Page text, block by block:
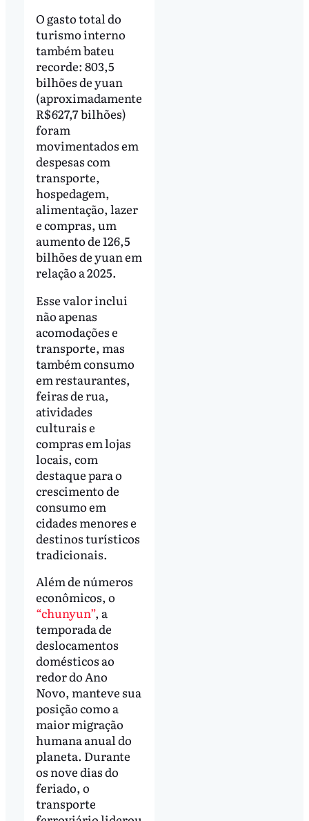
O gasto total do
turismo interno
também bateu
recorde: 803,5
bilhões de yuan
(aproximadamente
R$ 627,7 bilhões)
foram
movimentados em
despesas com
transporte,
hospedagem,
alimentação, lazer
e compras, um
aumento de 126,5
bilhões de yuan em
relação a 2025.
Esse valor inclui
não apenas
acomodações e
transporte, mas
também consumo
em restaurantes,
feiras de rua,
atividades
culturais e
compras em lojas
locais, com
destaque para o
crescimento de
consumo em
cidades menores e
destinos turísticos
tradicionais.
Além de números
econômicos, o
“chunyun”, a
temporada de
deslocamentos
domésticos ao
redor do Ano
Novo, manteve sua
posição como a
maior migração
humana anual do
planeta. Durante
os nove dias do
feriado, o
transporte